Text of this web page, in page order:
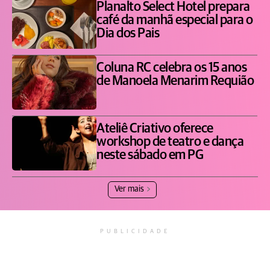
Planalto Select Hotel prepara
café da manhã especial para o
Dia dos Pais
Coluna RC celebra os 15 anos
de Manoela Menarim Requião
Ateliê Criativo oferece
workshop de teatro e dança
neste sábado em PG
Ver mais
PUBLICIDADE